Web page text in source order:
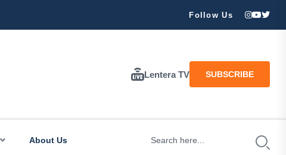
Follow Us
Lentera TV SUBSCRIBE
About Us